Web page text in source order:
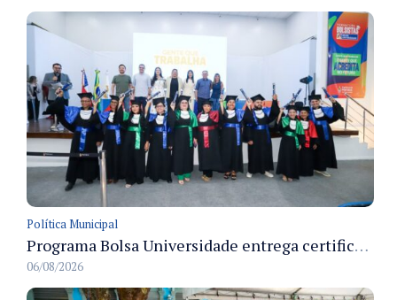
Política Municipal
Programa Bolsa Universidade entrega certificados a formandos em Manaus na sede do Executivo municipal
06/08/2026